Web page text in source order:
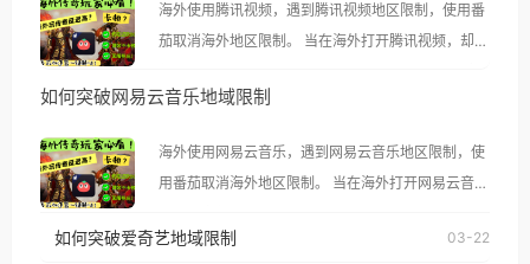
海外使用腾讯视频，遇到腾讯视频地区限制，使用番
茄取消海外地区限制。 当在海外打开腾讯视频，却突
示语。 海外用户如香港、澳门、台湾、美国、加拿
像其他音乐平台一样，出现地区及版权限制问题，且
仅能在中国大陆地区播放。 遇到这个问题的朋友们，
使用番茄回国加速器，即可解决「海外用户收听腾讯
如何突破网易云音乐地域限制
海外使用网易云音乐，遇到网易云音乐地区限制，使
用番茄取消海外地区限制。 当在海外打开网易云音
播放”的提示语。 海外用户如香港、澳门、台湾、美
如何突破爱奇艺地域限制 03-22